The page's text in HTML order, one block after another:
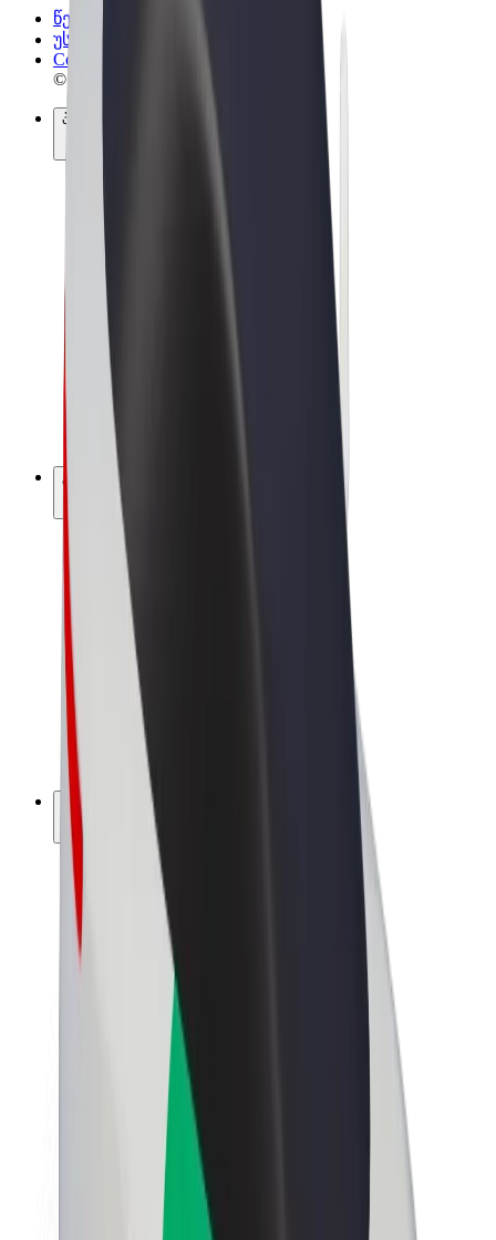
წესები და პირობები
უსაფრთხოება
Cookies
© 2026 Bolt Technology OÜ
პროდუქტები
სკუტერები
Bolt Market
Bolt Food
Bolt Drive
Bolt ბიზნესისთვის
ელ. ბაიკი
Bolt Plus
გამოიმუშავე Bolt-თან ერთად
მძღოლები
მძღოლის შემოსავლები
კურიერები
კურიერის შემოსავლები
Bolt Food პარტნიორები
ავტოპარკები
ფრენჩაიზი
კომპანია
ვაკანსიები
Bolt-ის შესახებ
Bolt და ეკომეგობრულობა
ნულოვანი პროექტი
სიახლეები
ბრენდის გზამკვლევი
ინვესტორებთან ურთიერთობა
ლიდერობა